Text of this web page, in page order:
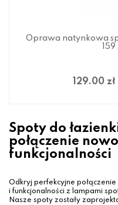
Oprawa natynkowa
129.00 zł
Spoty do
połączenie
funkcjonalności
Odkryj perfekcyjne
i funkcjonalności z lampami
Nasze spoty zostały